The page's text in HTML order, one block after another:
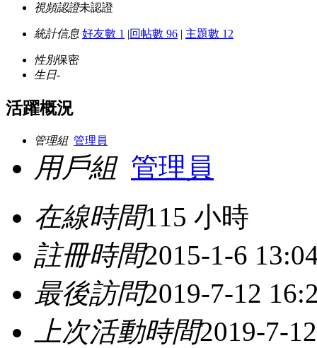
視頻認證未認證
統計信息 好友數 1 |回帖數 96 | 主題數 12
性別保密
生日-
活躍概況
管理組 管理員
用戶組 管理員
在線時間115 小時
註冊時間2015-1-6
最後訪問2019-7-12
上次活動時間2019-7-